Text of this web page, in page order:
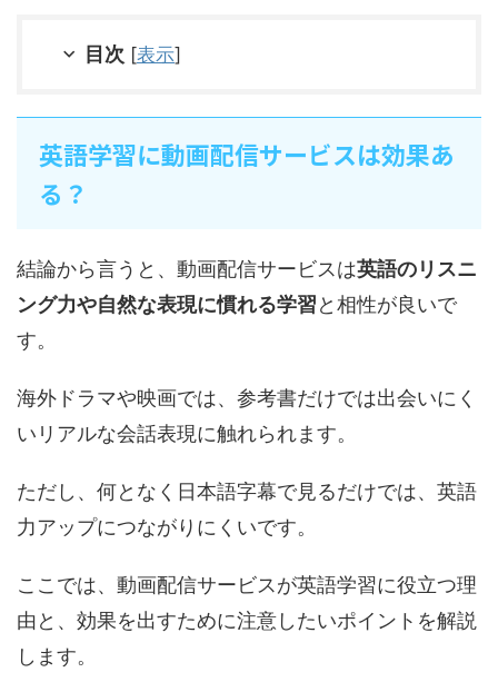
目次 [表示]
英語学習に動画配信サービスは効果あ
る？
結論から言うと、動画配信サービスは英語のリスニ
ング力や自然な表現に慣れる学習と相性が良いで
す。
海外ドラマや映画では、参考書だけでは出会いにく
いリアルな会話表現に触れられます。
ただし、何となく日本語字幕で見るだけでは、英語
力アップにつながりにくいです。
ここでは、動画配信サービスが英語学習に役立つ理
由と、効果を出すために注意したいポイントを解説
します。